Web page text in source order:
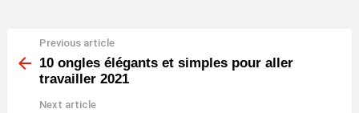
more
Previous article
10 ongles élégants et simples pour aller
travailler 2021
Next article